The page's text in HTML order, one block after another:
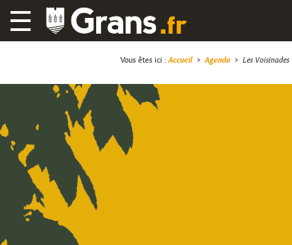
☰
Vous êtes ici : Accueil> Agenda > Les Voisinades